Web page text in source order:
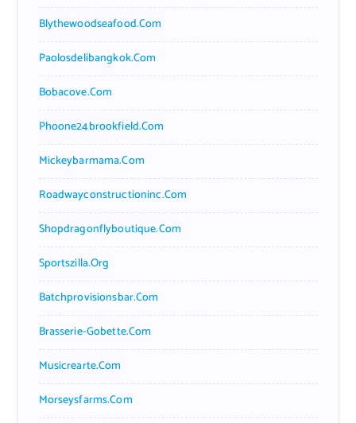
Blythewoodseafood.com
Paolosdelibangkok.com
Bobacove.com
Phoone24brookfield.com
Mickeybarmama.com
Roadwayconstructioninc.com
Shopdragonflyboutique.com
Sportszilla.org
Batchprovisionsbar.com
Brasserie-Gobette.com
Musicrearte.com
Morseysfarms.com